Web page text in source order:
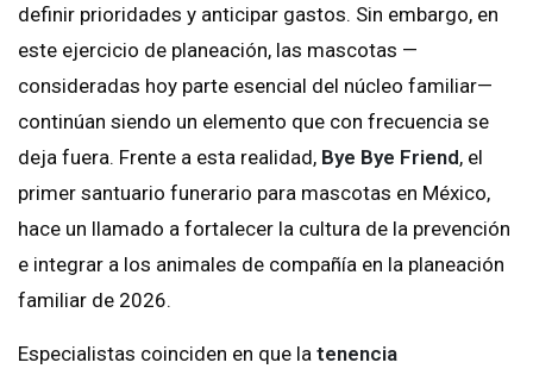
definir prioridades y anticipar gastos. Sin embargo, en
este ejercicio de planeación, las mascotas —
consideradas hoy parte esencial del núcleo familiar—
continúan siendo un elemento que con frecuencia se
deja fuera. Frente a esta realidad, Bye Bye Friend, el
primer santuario funerario para mascotas en México,
hace un llamado a fortalecer la cultura de la prevención
e integrar a los animales de compañía en la planeación
familiar de 2026.
Especialistas coinciden en que la tenencia